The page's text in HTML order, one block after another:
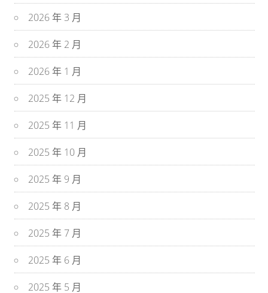
2026 年 3 月
2026 年 2 月
2026 年 1 月
2025 年 12 月
2025 年 11 月
2025 年 10 月
2025 年 9 月
2025 年 8 月
2025 年 7 月
2025 年 6 月
2025 年 5 月